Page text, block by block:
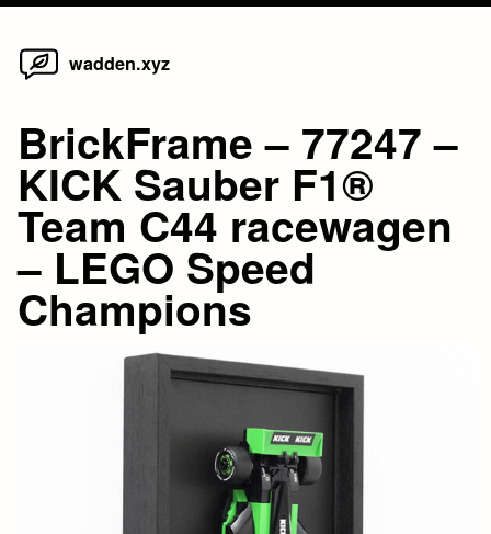
Skip
wadden.xyz
BrickFrame – 77247 –
KICK Sauber F1®
Team C44 racewagen
– LEGO Speed
Champions